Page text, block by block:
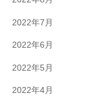
2022年7月
2022年6月
2022年5月
2022年4月